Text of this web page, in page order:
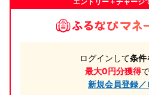
ログインして条件
最大0円分獲得
新規会員登録